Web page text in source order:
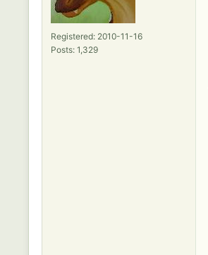
Registered: 2010-11-16
Posts: 1,329